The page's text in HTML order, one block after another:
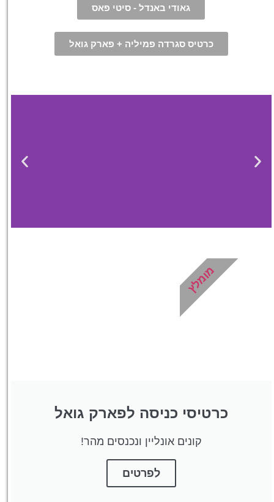
גאודי באנדל - סיטי פאס
כרטיס סגרדה פמיליה + פארק גואל
מציאת מלון
מומלץ?
כרטיסי כניסה לפארק גואל
קונים אונליין ונכנסים מהר!
לפרטים
מומלץ